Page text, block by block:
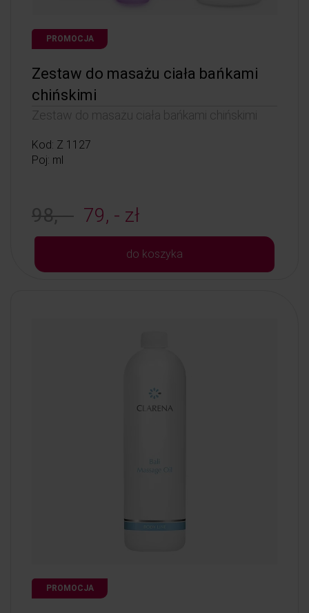
PROMOCJA
Zestaw do masażu ciała bańkami
chińskimi
Zestaw do masażu ciała bańkami chińskimi
Kod: Z 1127
Poj: ml
98, - 79, - zł
do koszyka
PROMOCJA